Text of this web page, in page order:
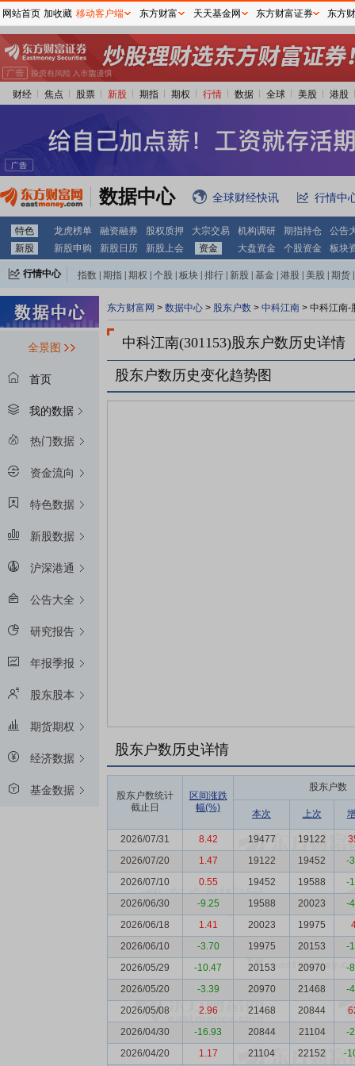
财经 焦点 股票 新股 期指 期权 行情 数据 全球 美股 港股
数据中心 全球财经快讯 行情中
特色 龙虎榜单 融资融券 股权质押 大宗交易 机构调研 期指持仓
公告
新股
新股申购 新股日历 新股上会 资金 大盘资金 个股资金 板块
行情中心 指数 期指 期权 个股 板块 排行 新股 基金 港股 美股 期货
全景图
首页
我的数据
热门数据
资金流向
特色数据
新股数据
沪深港通
公告大全
研究报告
年报季报
股东股本
期货期权
经济数据
基金数据
东方财富网 > 数据中心 > 股东户数 > 中科江南 > 中科江南-
中科江南(301153)股东户数历史详情
股东户数历史变化趋势图
股东户数历史详情
股东户数统计
截止日
区间涨跌
幅(%)
股东户数
本次 上次
2026/07/31 8.42 19477 19122
2026/07/20
1.47 19122 19452
-
2026/07/10
0.55 19452 19588
-
2026/06/30
-9.25 19588 20023
-
2026/06/18
1.41 20023 19975
2026/06/10
-3.70 19975 20153
-
2026/05/29
-10.47 20153 20970
-
2026/05/20
-3.39 20970 21468
-
2026/05/08
2.96 21468 20844
2026/04/30
-16.93 20844 21104
-
2026/04/20
1.17 21104 22152
-
网站首页 加收藏 移动客户端 东方财富 天天基金网 东方财富证券 东方